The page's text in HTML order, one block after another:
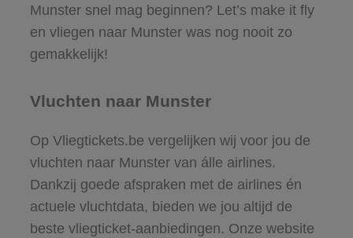
Munster snel mag beginnen? Let’s make it fly
en vliegen naar Munster was nog nooit zo
gemakkelijk!
Vluchten naar Munster
Op Vliegtickets.be vergelijken wij voor jou de
vluchten naar Munster van álle airlines.
Dankzij goede afspraken met de airlines én
actuele vluchtdata, bieden we jou altijd de
beste vliegticket-aanbiedingen. Onze website